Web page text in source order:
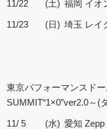
11/22 (土) 福岡 イオ
11/23 (日) 埼玉 レイ
東京パフォーマンスド
SUMMIT“1×0”ver2.0～(
11/ 5 (水) 愛知 Zepp